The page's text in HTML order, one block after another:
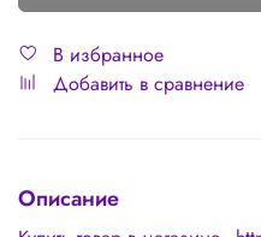
В избранное
Добавить в сравнение
Описание